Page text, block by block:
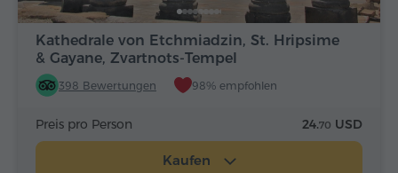
Kathedrale von Etchmiadzin, St. Hripsime
& Gayane, Zvartnots-Tempel
398 Bewertungen 98% empfohlen
Preis pro Person 24.70 USD
Kaufen